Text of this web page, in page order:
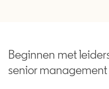
Beginnen met
senior management